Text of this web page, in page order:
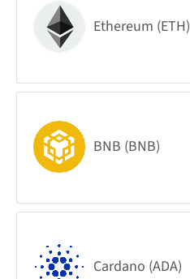
Ethereum (ETH)
BNB (BNB)
Cardano (ADA)